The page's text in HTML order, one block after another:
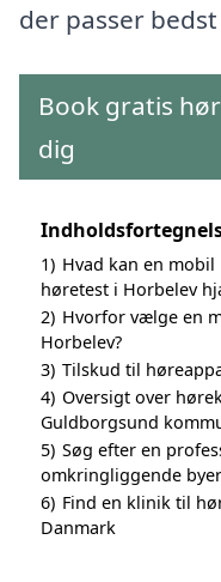
der passer
Book gratis
dig
1) Hvad kan en
høretest i Horbelev
2) Hvorfor vælge en
Horbelev?
3) Tilskud til
4) Oversigt over
Guldborgsund
5) Søg efter en
omkringliggende
6) Find en klinik til
Danmark